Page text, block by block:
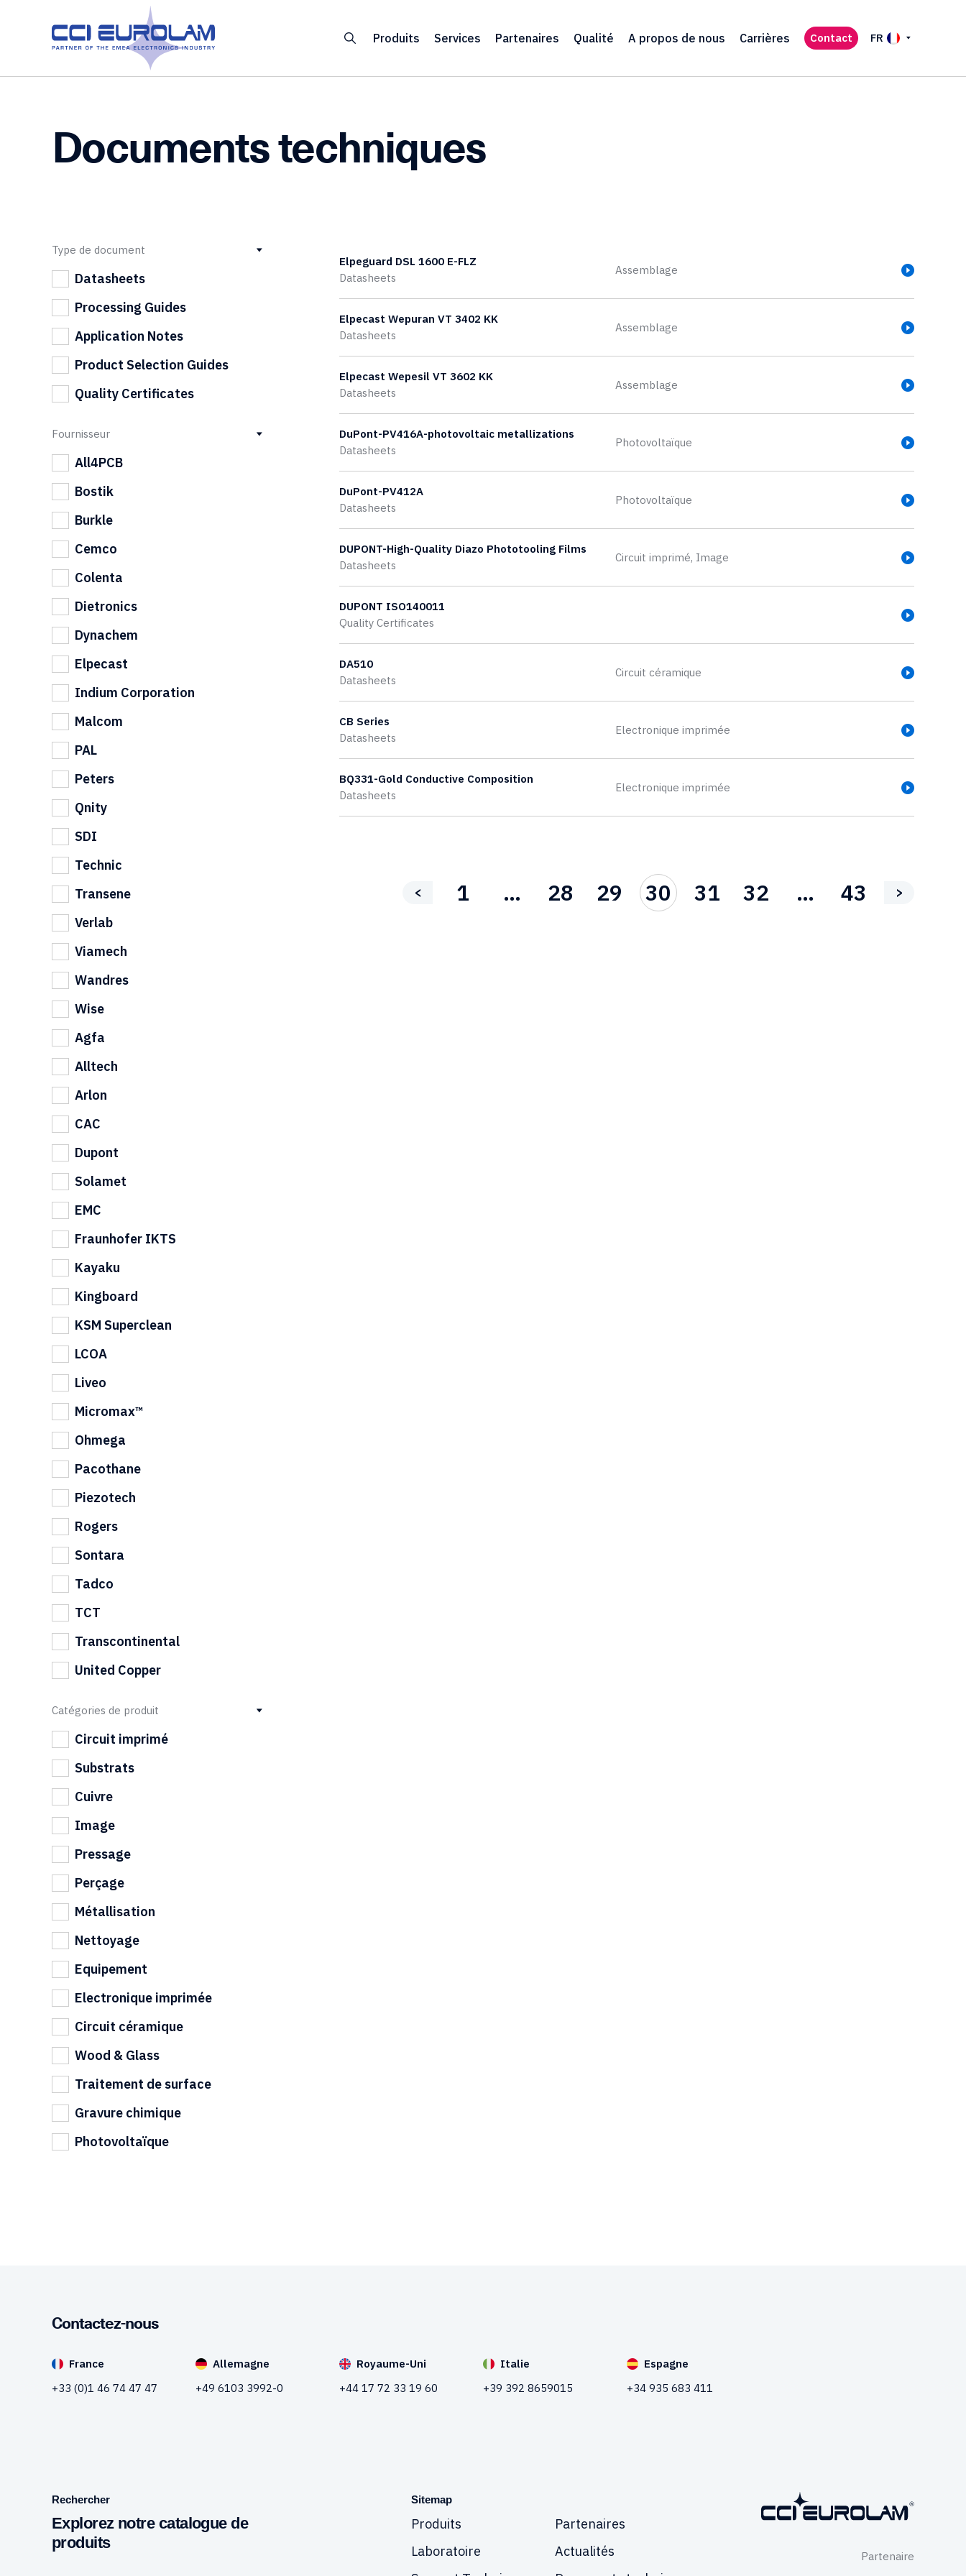
Produits Services Partenaires Qualité A propos de nous Carrières Contact FR
Documents techniques
Type de document
Datasheets
Processing Guides
Application Notes
Product Selection Guides
Quality Certificates
Fournisseur
All4PCB
Bostik
Burkle
Cemco
Colenta
Dietronics
Dynachem
Elpecast
Indium Corporation
Malcom
PAL
Peters
Qnity
SDI
Technic
Transene
Verlab
Viamech
Wandres
Wise
Agfa
Alltech
Arlon
CAC
Dupont
Solamet
EMC
Fraunhofer IKTS
Kayaku
Kingboard
KSM Superclean
LCOA
Liveo
Micromax™
Ohmega
Pacothane
Piezotech
Rogers
Sontara
Tadco
TCT
Transcontinental
United Copper
Catégories de produit
Circuit imprimé
Substrats
Cuivre
Image
Pressage
Perçage
Métallisation
Nettoyage
Equipement
Electronique imprimée
Circuit céramique
Wood & Glass
Traitement de surface
Gravure chimique
Photovoltaïque
Elpeguard DSL 1600 E-FLZ
Datasheets
Assemblage
Elpecast Wepuran VT 3402 KK
Datasheets
Assemblage
Elpecast Wepesil VT 3602 KK
Datasheets
Assemblage
DuPont-PV416A-photovoltaic metallizations
Datasheets
Photovoltaïque
DuPont-PV412A
Datasheets
Photovoltaïque
DUPONT-High-Quality Diazo Phototooling Films
Datasheets
Circuit imprimé, Image
DUPONT ISO140011
Quality Certificates
DA510
Datasheets
Circuit céramique
CB Series
Datasheets
Electronique imprimée
BQ331-Gold Conductive Composition
Datasheets
Electronique imprimée
< 1 … 28 29 30 31 32 … 43 >
Contactez-nous
France
+33 (0)1 46 74 47 47
Allemagne
+49 6103 3992-0
Royaume-Uni
+44 17 72 33 19 60
Italie
+39 392 8659015
Espagne
+34 935 683 411
Rechercher
Explorez notre catalogue de
produits
Sitemap
Produits
Partenaires
Laboratoire
Actualités
Partenaire